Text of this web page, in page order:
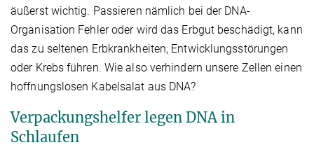
äußerst wichtig. Passieren nämlich bei der DNA-
Organisation Fehler oder wird das Erbgut beschädigt, kann
das zu seltenen Erbkrankheiten, Entwicklungsstörungen
oder Krebs führen. Wie also verhindern unsere Zellen einen
hoffnungslosen Kabelsalat aus DNA?
Verpackungshelfer legen DNA in
Schlaufen